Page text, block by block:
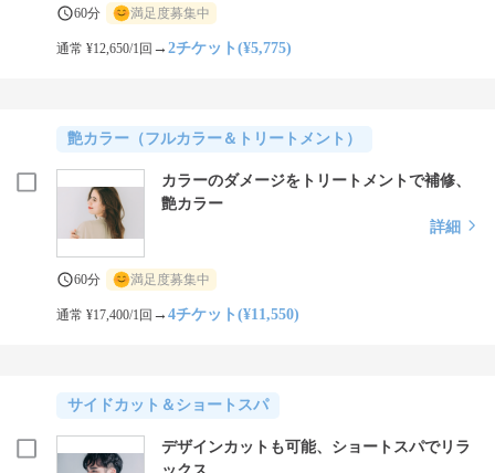
60分 満足度募集中
通常 ¥12,650/1回 →2チケット(¥5,775)
艶カラー（フルカラー＆トリートメント）
カラーのダメージをトリートメントで補修、
艶カラー
詳細
60分 満足度募集中
通常 ¥17,400/1回 →4チケット(¥11,550)
サイドカット＆ショートスパ
デザインカットも可能、ショートスパでリラ
ックス